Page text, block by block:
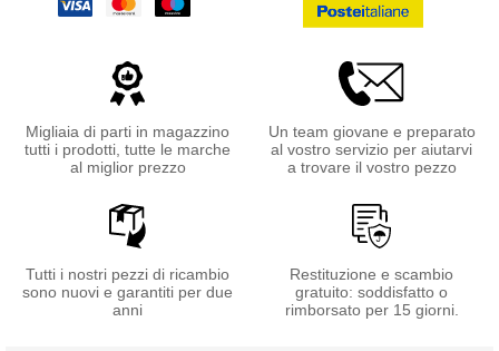
Migliaia di parti in magazzino
tutti i prodotti, tutte le marche
al miglior prezzo
Un team giovane e preparato
al vostro servizio per aiutarvi
a trovare il vostro pezzo
Tutti i nostri pezzi di ricambio
sono nuovi e garantiti per due
anni
Restituzione e scambio
gratuito: soddisfatto o
rimborsato per 15 giorni.